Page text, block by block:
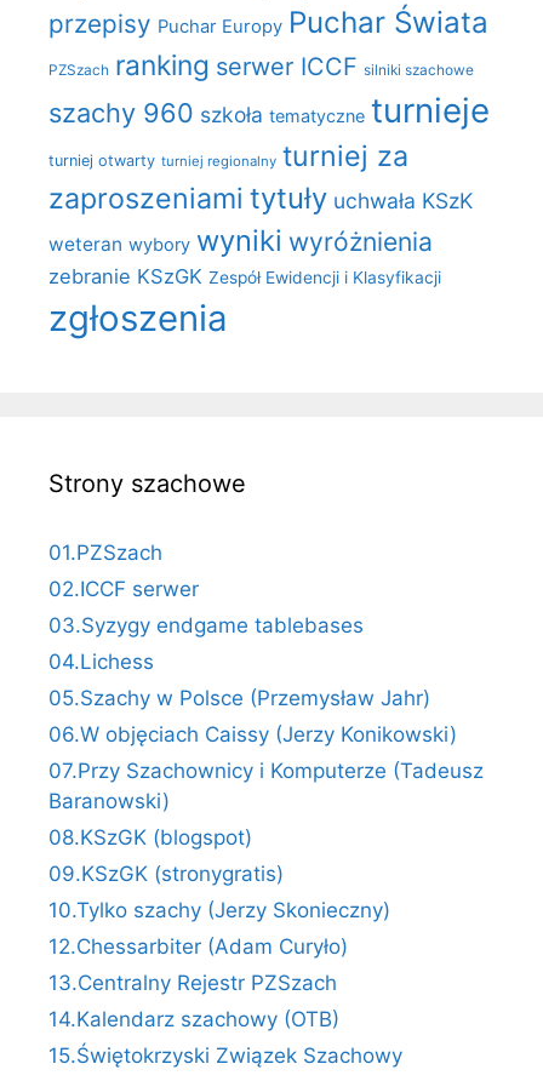
przepisy Puchar Europy Puchar Świata
PZSzach ranking serwer ICCF silniki szachowe
szachy 960 szkoła tematyczne turnieje
turniej otwarty turniej regionalny turniej za
zaproszeniami tytuły uchwała KSzK
weteran wybory wyniki wyróżnienia
zebranie KSzGK Zespół Ewidencji i Klasyfikacji
zgłoszenia
Strony szachowe
01.PZSzach
02.ICCF serwer
03.Syzygy endgame tablebases
04.Lichess
05.Szachy w Polsce (Przemysław Jahr)
06.W objęciach Caissy (Jerzy Konikowski)
07.Przy Szachownicy i Komputerze (Tadeusz
Baranowski)
08.KSzGK (blogspot)
09.KSzGK (stronygratis)
10.Tylko szachy (Jerzy Skonieczny)
12.Chessarbiter (Adam Curyło)
13.Centralny Rejestr PZSzach
14.Kalendarz szachowy (OTB)
15.Świętokrzyski Związek Szachowy